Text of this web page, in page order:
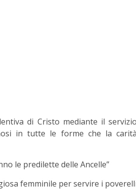
di Cristo mediante il
in tutte le forme che la
le predilette delle Ancelle”
femminile per servire i